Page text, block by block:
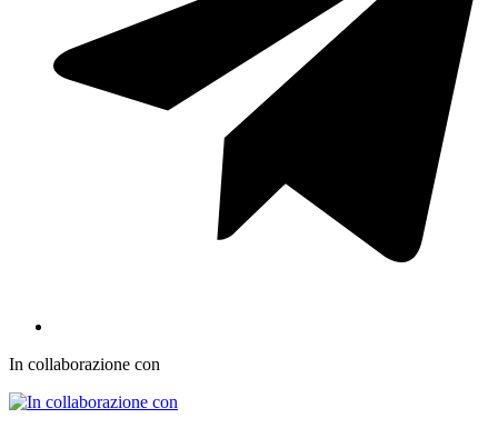
In collaborazione con